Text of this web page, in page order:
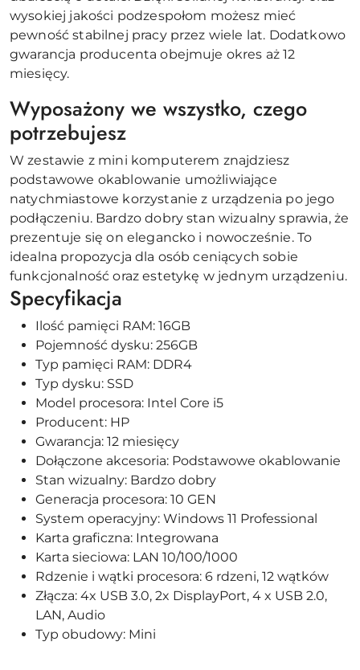
wysokiej jakości podzespołom możesz mieć
pewność stabilnej pracy przez wiele lat. Dodatkowo
gwarancja producenta obejmuje okres aż 12
miesięcy.
Wyposażony we wszystko, czego
potrzebujesz
W zestawie z mini komputerem znajdziesz
podstawowe okablowanie umożliwiające
natychmiastowe korzystanie z urządzenia po jego
podłączeniu. Bardzo dobry stan wizualny sprawia, że
prezentuje się on elegancko i nowocześnie. To
idealna propozycja dla osób ceniących sobie
funkcjonalność oraz estetykę w jednym urządzeniu.
Specyfikacja
Ilość pamięci RAM: 16GB
Pojemność dysku: 256GB
Typ pamięci RAM: DDR4
Typ dysku: SSD
Model procesora: Intel Core i5
Producent: HP
Gwarancja: 12 miesięcy
Dołączone akcesoria: Podstawowe okablowanie
Stan wizualny: Bardzo dobry
Generacja procesora: 10 GEN
System operacyjny: Windows 11 Professional
Karta graficzna: Integrowana
Karta sieciowa: LAN 10/100/1000
Rdzenie i wątki procesora: 6 rdzeni, 12 wątków
Złącza: 4x USB 3.0, 2x DisplayPort, 4 x USB 2.0,
LAN, Audio
Typ obudowy: Mini